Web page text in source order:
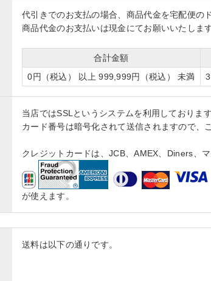
代引きでのお支払の場合、商品代金を宅配便の
商品代金のお支払いは現金にてお願いいたします
合計金額
0円（税込） 以上 999,999円（税込） 未満
当店ではSSLというシステムを利用しております
カード番号は暗号化されて送信されますので、
クレジットカードは、JCB、AMEX、Diners、
が使えます。
送料は以下の通りです。